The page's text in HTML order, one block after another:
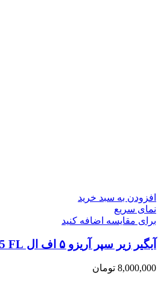
افزودن به سبد خرید
نمای سریع
برای مقایسه اضافه کنید
آبگیر زیر سپر آریزو ۵ اف ال ARRIZO 5 FL
8,000,000 تومان